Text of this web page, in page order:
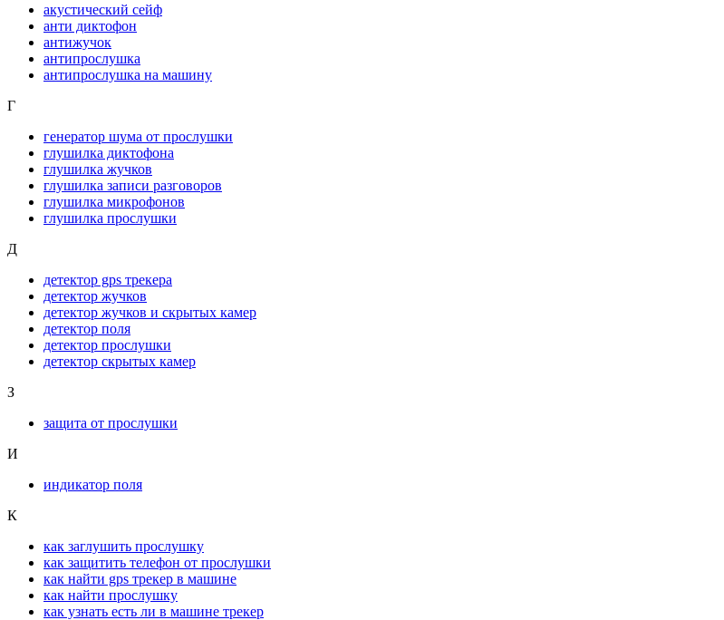
акустический сейф
анти диктофон
антижучок
антипрослушка
антипрослушка на машину
Г
генератор шума от прослушки
глушилка диктофона
глушилка жучков
глушилка записи разговоров
глушилка микрофонов
глушилка прослушки
Д
детектор gps трекера
детектор жучков
детектор жучков и скрытых камер
детектор поля
детектор прослушки
детектор скрытых камер
З
защита от прослушки
И
индикатор поля
К
как заглушить прослушку
как защитить телефон от прослушки
как найти gps трекер в машине
как найти прослушку
как узнать есть ли в машине трекер